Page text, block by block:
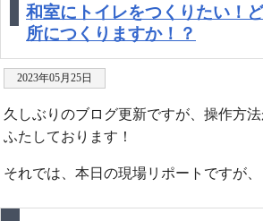
和室にトイレをつくりたい！
所につくりますか！？
2023年05月25日
久しぶりのブログ更新ですが、操作方
ふたしております！
それでは、本日の現場リポートですが、